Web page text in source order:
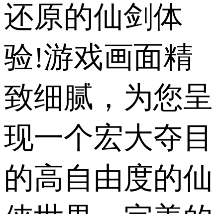
还原的仙剑体
验!游戏画面精
致细腻，为您呈
现一个宏大夺目
的高自由度的仙